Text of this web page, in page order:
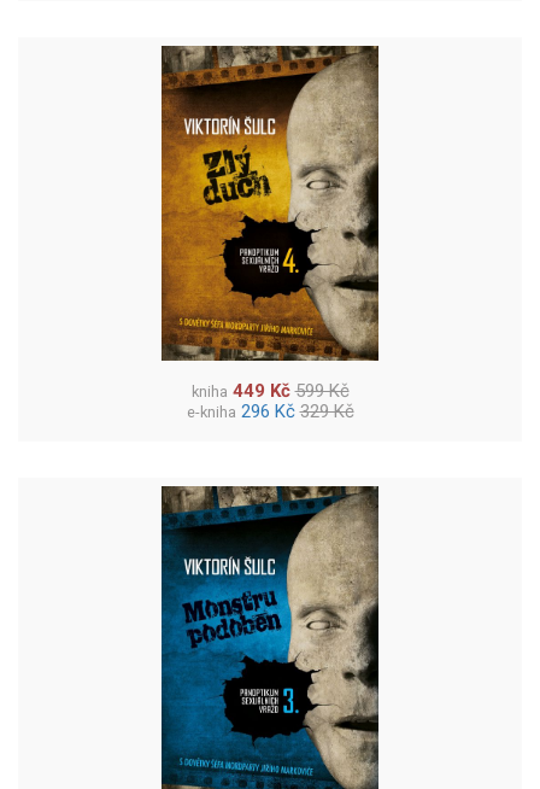
kniha 449 Kč 599 Kč
e-kniha 296 Kč 329 Kč